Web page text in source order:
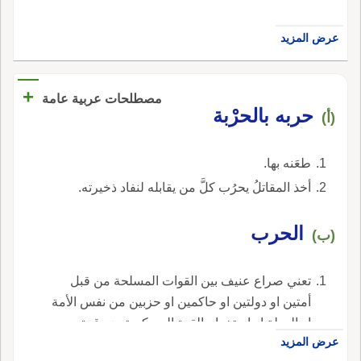
عرض المزيد
مصطلحات عربية عامة +
(أ) حربه بالحرْبة
طعَنه بها.
أخذ المقاتلُ يحرُب كلَّ من يقابله لنفاد ذخيرته.
(ب) الحرب
تعني صراع عنيف بين القوات المسلحة من قبل
أمتين او دولتين او حاكمين او حزبين من نفس الأمة
او الدولة او استخدام القوة العسكرية ضد قوة
أجنبية او حزب معاد في نفس الدولة.عرض المزيد